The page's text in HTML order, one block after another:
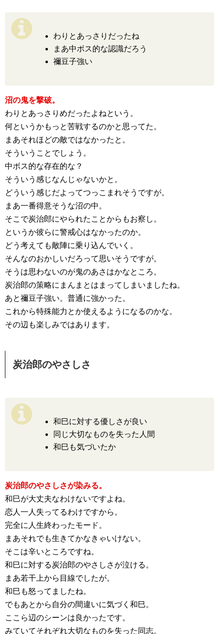
わりとあっさりだったね
まあ中ボス的な認識だろう
禰豆子強い
沼の鬼を撃破。
わりとあっさりめだったよねという。
何というかもっと苦戦するのかと思ってた。
まあそれほどの敵ではなかったと。
そういうことでしょう。
中ボス的な存在的な？
そういう感じなんじゃないかと。
どういう感じだよってつっこまれそうですが。
まあ一番得意そうな沼の中。
そこで炭治郎にやられたことからもお察し。
というか彼らに警戒心はなかったのか。
どう考えても敵陣に乗り込んでいく。
そんなのおかしいだろって思いそうですが。
そうは思わないのが鬼のあさはかなところ。
炭治郎の策略にまんまとはまってしまいましたね。
あと禰豆子強い。普通に強かった。
これから特殊能力とか使えるようになるのかな。
その辺も楽しみではあります。
炭治郎のやさしさ
和巳に対する優しさが良い
同じ大切なものを失った人間
和巳も気づいたか
炭治郎のやさしさが染みる。
和巳が大丈夫なわけないですよね。
恋人一人失ってるわけですから。
完全に人生終わったモード。
まあそれでも生きてかなきゃいけない。
そこは辛いところですね。
和巳に対する炭治郎のやさしさが泣ける。
まあ若干上から目線でしたが。
和巳も怒ってましたね。
でもあとから自分の間違いに気づく和巳。
ここら辺のシーンは良かったです。
みていてそれぞれ大切なものを失った同志。